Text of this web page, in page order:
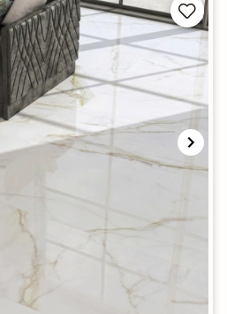

